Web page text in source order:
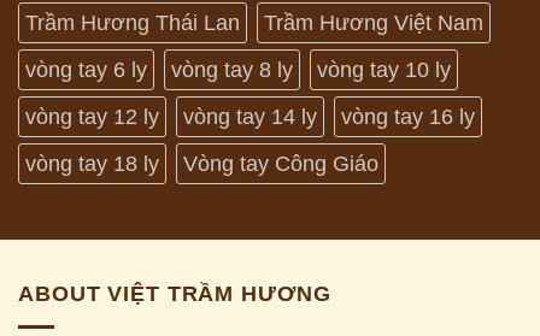
Trầm Hương Thái Lan
Trầm Hương Việt Nam
vòng tay 6 ly
vòng tay 8 ly
vòng tay 10 ly
vòng tay 12 ly
vòng tay 14 ly
vòng tay 16 ly
vòng tay 18 ly
Vòng tay Công Giáo
ABOUT VIỆT TRẦM HƯƠNG